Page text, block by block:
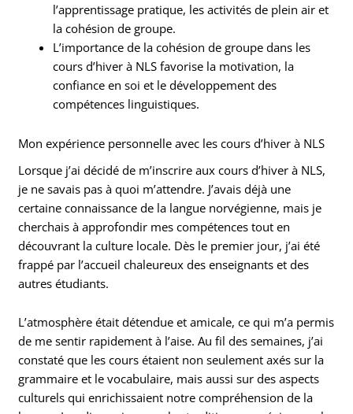
l’apprentissage pratique, les activités de plein air et
la cohésion de groupe.
L’importance de la cohésion de groupe dans les
cours d’hiver à NLS favorise la motivation, la
confiance en soi et le développement des
compétences linguistiques.
Mon expérience personnelle avec les cours d’hiver à NLS
Lorsque j’ai décidé de m’inscrire aux cours d’hiver à NLS,
je ne savais pas à quoi m’attendre. J’avais déjà une
certaine connaissance de la langue norvégienne, mais je
cherchais à approfondir mes compétences tout en
découvrant la culture locale. Dès le premier jour, j’ai été
frappé par l’accueil chaleureux des enseignants et des
autres étudiants.
L’atmosphère était détendue et amicale, ce qui m’a permis
de me sentir rapidement à l’aise. Au fil des semaines, j’ai
constaté que les cours étaient non seulement axés sur la
grammaire et le vocabulaire, mais aussi sur des aspects
culturels qui enrichissaient notre compréhension de la